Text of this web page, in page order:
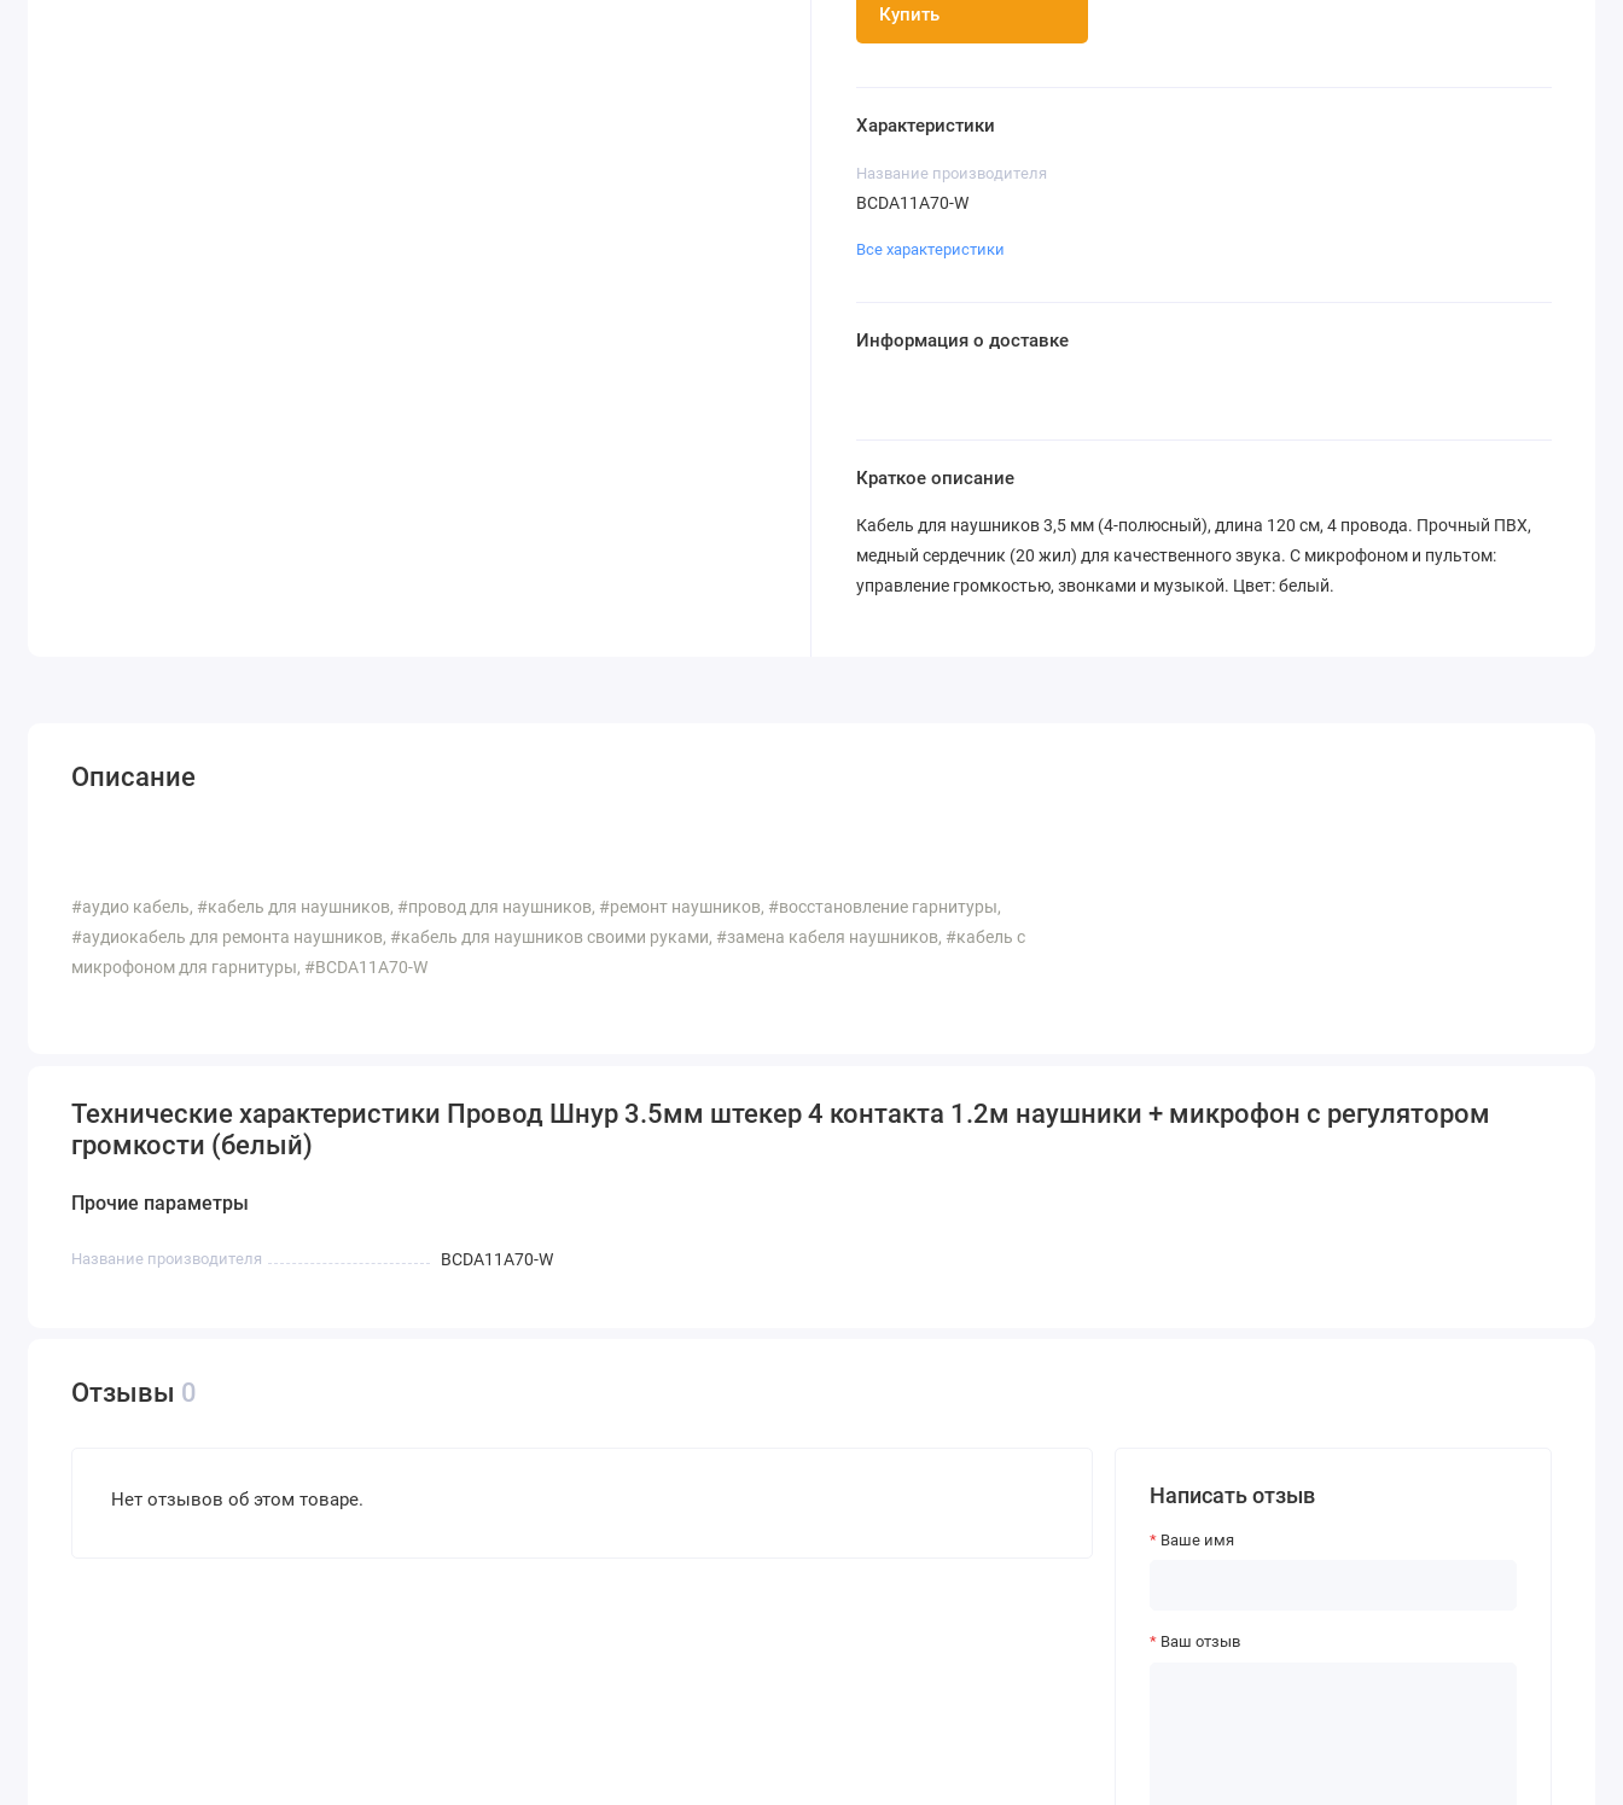
Купить
Характеристики
Название производителя
BCDA11A70-W
Все характеристики
Информация о доставке
Краткое описание
Кабель для наушников 3,5 мм (4-полюсный), длина 120 см, 4 провода. Прочный ПВХ,
медный сердечник (20 жил) для качественного звука. С микрофоном и пультом:
управление громкостью, звонками и музыкой. Цвет: белый.
Описание
#aудио кабель, #кабель для наушников, #провод для наушников, #ремонт наушников, #восстановление гарнитуры,
#аудиокабель для ремонта наушников, #кабель для наушников своими руками, #замена кабеля наушников, #кабель с
микрофоном для гарнитуры, #BCDA11A70-W
Технические характеристики Провод Шнур 3.5мм штекер 4 контакта 1.2м наушники + микрофон с регулятором
громкости (белый)
Прочие параметры
Название производителя BCDA11A70-W
Отзывы 0
Нет отзывов об этом товаре. Написать отзыв
Ваше имя
Ваш отзыв